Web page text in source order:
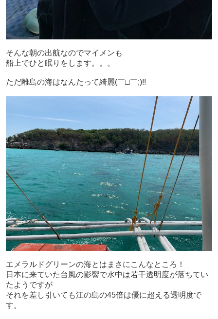
そんな朝の出航なのでマイメンも
船上でひと眠りをします。。。
ただ離島の海はなんたって綺麗(￣□￣;)!!
エメラルドグリーンの海とはまさにこんなところ！
日本に来ていた台風の影響で水中は若干透明度が落ちてい
たようですが
それを差し引いても江の島の45倍は優に超える透明度で
す。